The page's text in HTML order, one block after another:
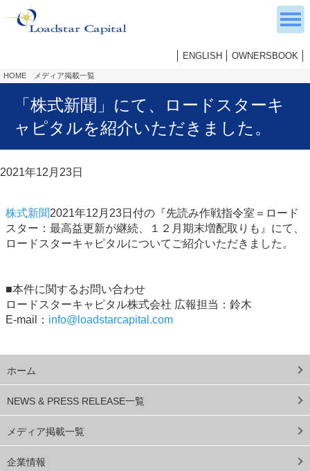
ENGLISH OWNERSBOOK
HOME メディア掲載一覧
ホーム
NEWS & PRESS RELEASE一覧
メディア掲載一覧
企業情報
「株式新聞」にて、ロードスターキ
ャピタルを紹介いただきました。
2021年12月23日
株式新聞2021年12月23日付の『先読み作戦指令室＝ロード
スター：最高益更新が継続、１２月期末増配取りも』にて、
ロードスターキャピタルについてご紹介いただきました。
■本件に関するお問い合わせ
ロードスターキャピタル株式会社 広報担当：鈴木
E-mail： info@loadstarcapital.com